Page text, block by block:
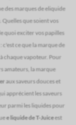
des marques de eliquide
Quelles que soient vos
quoi exciter vos papilles
ce que la marque de
chaque vapoteur. Pour
amateurs, la marque
aux saveurs douces et
apprécient les saveurs
parmi les liquides pour
e liquide de T-Juiceest